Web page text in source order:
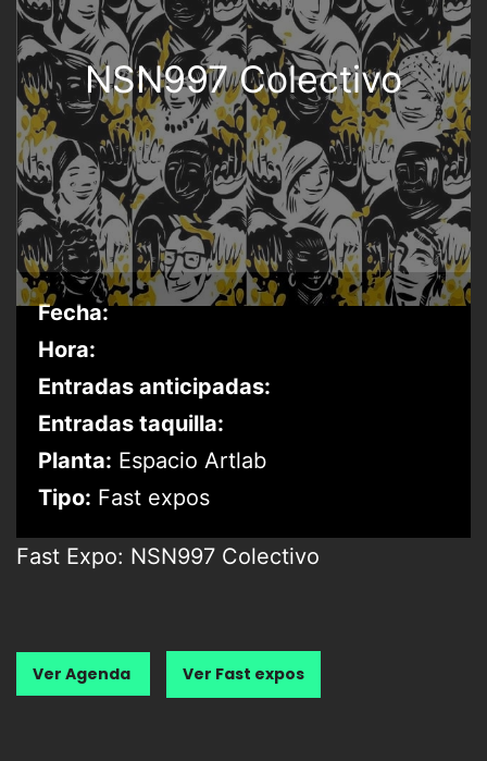
NSN997 Colectivo
Fecha:
Hora:
Entradas anticipadas:
Entradas taquilla:
Planta: Espacio Artlab
Tipo: Fast expos
Fast Expo: NSN997 Colectivo
Ver Agenda Ver Fast expos